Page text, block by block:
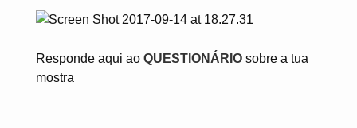
Responde aqui ao QUESTIONÁRIOsobre a tua
mostra